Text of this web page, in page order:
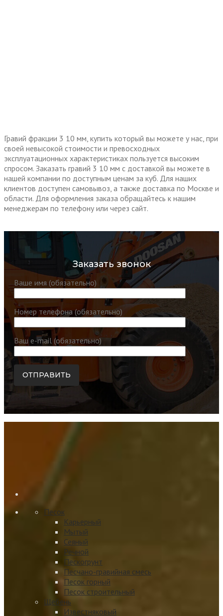
Гравий фракции 3 10 мм, купить который вы можете у нас, при
своей невысокой стоимости и превосходных
эксплуатационных характеристиках пользуется высоким
спросом. Заказать гравий 3 10 мм с доставкой вы можете в
нашей компании по доступным ценам за куб. Для наших
клиентов доступен самовывоз, а также доставка по Москве и
области. Для оформления заказа обращайтесь к нашим
менеджерам по телефону или через сайт.
Заказать звонок
Ваше имя (обязательно)
Номер телефона (обязательно)
Ваш e-mail (обязательно)
Песок
Карьерный
Мытый
Сеяный
Речной
Пескогрунт
Песчано-гравийная смесь
Песок горный
Песок строительный
Щебень
Известняковый